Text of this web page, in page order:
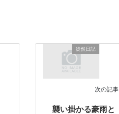
徒然日記
次の記事
襲い掛かる豪雨と